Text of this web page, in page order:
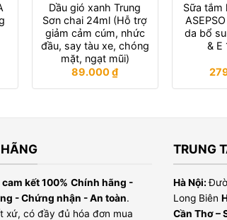
Dầu gió xanh Trung
Sơn chai 24ml (Hỗ trợ
giảm cảm cúm, nhức
đầu, say tàu xe, chóng
mặt, ngạt mũi)
89.000₫
Sữa tắm
da bổ
& E
cam kết 100% Chính hãng -
- Chứng nhận - An toàn.
xứ, có đầy đủ hóa đơn mua
TRUNG
Hà Nội:
Long Biên
Cần Thơ –